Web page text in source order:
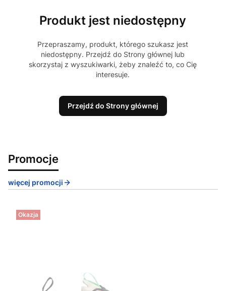
Produkt jest niedostępny
Przepraszamy, produkt, którego szukasz jest
niedostępny. Przejdź do Strony głównej lub
skorzystaj z wyszukiwarki, żeby znaleźć to, co Cię
interesuje.
Przejdź do Strony głównej
Promocje
więcej promocji
Okazja